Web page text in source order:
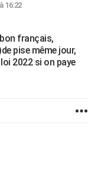
16:22
bon français,
pise même jour,
2022 si on paye